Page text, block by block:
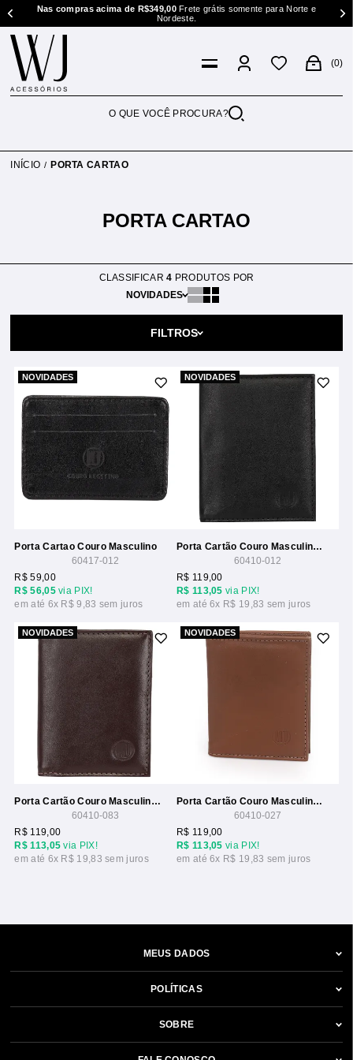
e Nas compras acima de R$349,00Frete grátis somente para Norte e
Nordeste.
0
INÍCIO PORTA CARTAO
PORTA CARTAO
CLASSIFICAR4 PRODUTOS POR
NOVIDADES
FILTROS
NOVIDADES
Porta Cartao Couro Masculino
60417-012
R$ 56,05via PIX!
R$ 59,00
6x R$ 9,83
NOVIDADES
Porta Cartão Couro Masculino Compacto
60410-012
R$ 113,05 via PIX!
R$ 119,00
6x R$ 19,83
NOVIDADES
Porta Cartão Couro Masculino Compacto
60410-083
R$ 113,05 via PIX!
R$ 119,00
6x R$ 19,83
NOVIDADES
Porta Cartão Couro Masculino Compacto
60410-027
R$ 113,05 via PIX!
R$ 119,00
6x R$ 19,83
MEUS DADOS
POLÍTICAS
SOBRE